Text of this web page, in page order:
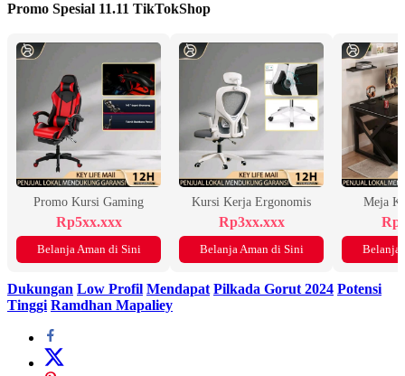
Promo Spesial 11.11 TikTokShop
Promo Kursi Gaming
Rp5xx.xxx
Belanja Aman di Sini
Kursi Kerja Ergonomis
Rp3xx.xxx
Belanja Aman di Sini
Meja
Belanja
Dukungan Low Profil Mendapat Pilkada Gorut 2024 Potensi
Tinggi Ramdhan Mapaliey